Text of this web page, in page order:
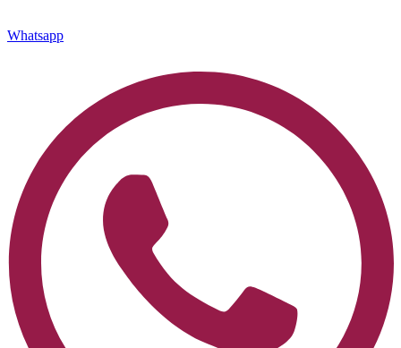
Whatsapp